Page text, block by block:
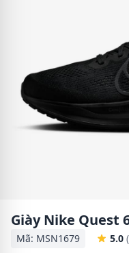
Giày Nike Quest
Mã: MSN1679 5.0